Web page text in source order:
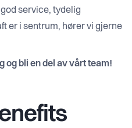
service, tydelig
er i sentrum, hører vi gjerne
og bli en del av vårt team!